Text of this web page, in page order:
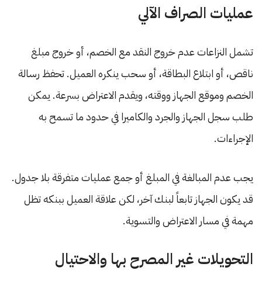
عمليات الصراف الآلي
تشمل النزاعات عدم خروج النقد مع الخصم، أو خروج مبلغ
ناقص، أو ابتلاع البطاقة، أو سحب ينكره العميل. تحفظ رسالة
الخصم وموقع الجهاز ووقته، ويقدم الاعتراض بسرعة. يمكن
طلب سجل الجهاز والجرد والكاميرا في حدود ما تسمح به
الإجراءات.
يجب عدم المبالغة في المبلغ أو جمع عمليات متفرقة بلا جدول.
قد يكون الجهاز تابعاً لبنك آخر، لكن علاقة العميل ببنكه تظل
مهمة في مسار الاعتراض والتسوية.
التحويلات غير المصرح بها والاحتيال